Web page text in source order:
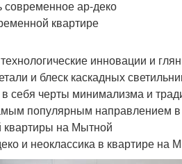
современное ар-деко
квартире
инновации и
и блеск каскадных
себя черты минимализма и
популярным направлением
квартиры на Мытной
и неоклассика в квартире на